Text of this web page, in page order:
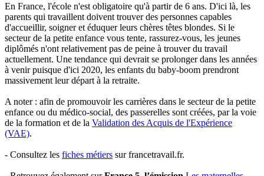
En France, l'école n'est obligatoire qu'à partir de 6 ans. D'ici là, les
parents qui travaillent doivent trouver des personnes capables
d'accueillir, soigner et éduquer leurs chères têtes blondes. Si le
secteur de la petite enfance vous tente, rassurez-vous, les jeunes
diplômés n'ont relativement pas de peine à trouver du travail
actuellement. Une tendance qui devrait se prolonger dans les années
à venir puisque d'ici 2020, les enfants du baby-boom prendront
massivement leur départ à la retraite.
A noter : afin de promouvoir les carrières dans le secteur de la petite
enfance ou du médico-social, des passerelles sont créées, par la voie
de la formation et de la Validation des Acquis de l'Expérience
(VAE).
- Consultez les fiches métiers sur francetravail.fr.